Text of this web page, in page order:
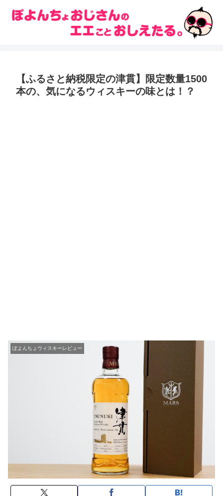
【ふるさと納税限定の津貫】限定数量1500
本の、気になるウィスキーの味とは！？
ぽよんちょウィスキーレビュー